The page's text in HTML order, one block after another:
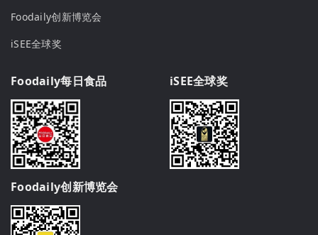
Foodaily创新博览会
iSEE全球奖
Foodaily每日食品 iSEE全球奖
Foodaily创新博览会